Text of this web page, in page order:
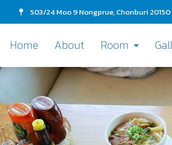
503/24 Moo 9 Nongprue, Chonburi 20150
Home About Room